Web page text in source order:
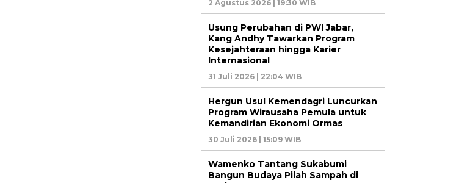
2 Agustus 2026 | 19:30 WIB
Usung Perubahan di PWI Jabar,
Kang Andhy Tawarkan Program
Kesejahteraan hingga Karier
Internasional
31 Juli 2026 | 22:04 WIB
Hergun Usul Kemendagri Luncurkan
Program Wirausaha Pemula untuk
Kemandirian Ekonomi Ormas
30 Juli 2026 | 15:09 WIB
Wamenko Tantang Sukabumi
Bangun Budaya Pilah Sampah di